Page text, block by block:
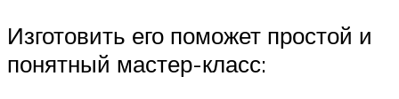
Изготовить его поможет простой и
понятный мастер-класс: